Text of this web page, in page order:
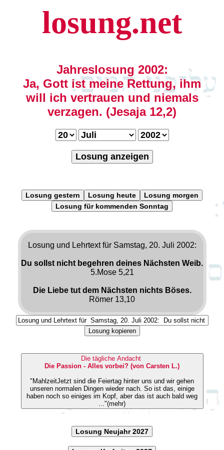
losung.net
Jahreslosung 2002:
Ja, Gott ist meine Rettung, ihm
will ich vertrauen und niemals
verzagen. (Jesaja 12,2)
Losung anzeigen
Losung gestern Losung heute
Losung morgen
Losung für kommenden Sonntag
Losung und Lehrtext für Samstag, 20. Juli 2002:
Du sollst nicht begehren deines Nächsten Weib.
5.Mose 5,21
Die Liebe tut dem Nächsten nichts Böses.
Römer 13,10
Losung kopieren
Die tägliche Andacht
Die Passion - Alles vorbei? (von Carsten L.)
"MahlzeitJetzt sind die Feiertag hinter uns und wir gehen
unseren normalen Dingen wieder nach. So ist das, einige
haben noch so einiges im Kopf, aber das ist auch bald weg
..."(mehr)
Losung Neujahr 2027